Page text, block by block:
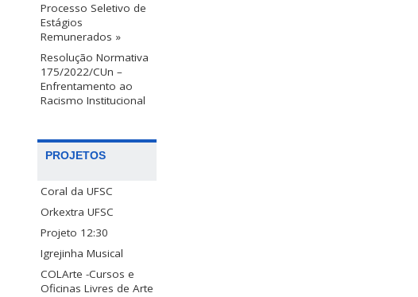
Processo Seletivo de
Estágios
Remunerados »
Resolução Normativa
175/2022/CUn –
Enfrentamento ao
Racismo Institucional
PROJETOS
Coral da UFSC
Orkextra UFSC
Projeto 12:30
Igrejinha Musical
COLArte -Cursos e
Oficinas Livres de Arte